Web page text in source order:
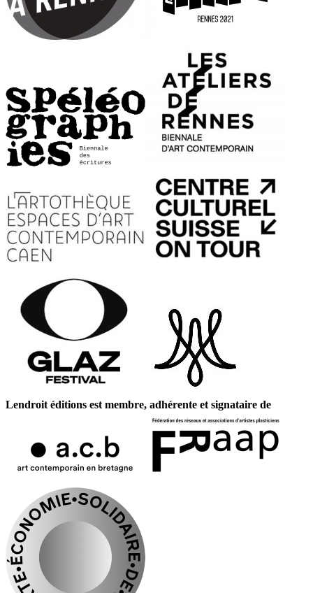
Lendroit éditions est membre, adhérente et signataire de